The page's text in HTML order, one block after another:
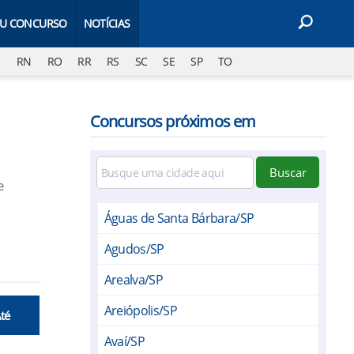
CONCURSO NOTÍCIAS
RN RO RR RS SC SE SP TO
Concursos próximos em
Buscar
Águas de Santa Bárbara/SP
Agudos/SP
Arealva/SP
Areiópolis/SP
Avaí/SP